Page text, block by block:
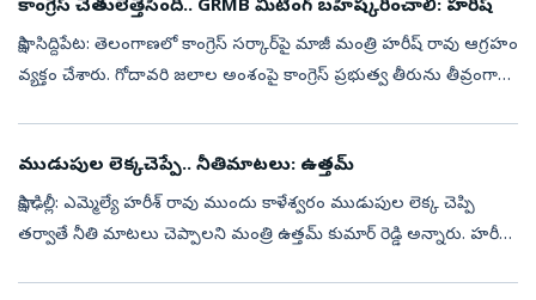
కాంగ్రెస్ చేతులెత్తేసింది.. GRMB మీటింగ్‌ బహిష్కరించాలి: హరీష్‌
సాక్షి, సిద్దిపేట: తెలంగాణలో కాంగ్రెస్‌ సర్కార్‌పై మాజీ మంత్రి హరీష్‌ రావు ఆగ్రహం
వ్యక్తం చేశారు. గోదావరి జలాల అంశంపై కాంగ్రెస్ ప్రభుత్వ తీరును తీవ్రంగా
ముడుపుల లెక్కచెప్పే.. నీతిమాటలు: ఉత్తమ్‌
సాక్షి,ఢిల్లీ: ఎమ్మెల్యే హరీశ్‌ రావు ముందు కాళేశ్వరం ముడుపుల లెక్క చెప్పి
తర్వాతే నీతి మాటలు చెప్పాలని మంత్రి ఉత్తమ్‌ కుమార్‌ రెడ్డి అ‍న్నారు. హరీష్